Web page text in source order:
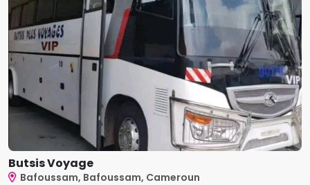
Butsis Voyage
Bafoussam, Bafoussam, Cameroun